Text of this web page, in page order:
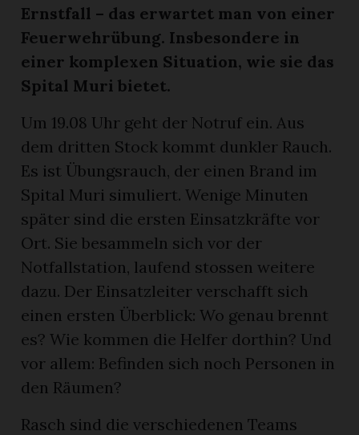
Ernstfall – das erwartet man von einer
Feuerwehrübung. Insbesondere in
einer komplexen Situation, wie sie das
Spital Muri bietet.
Um 19.08 Uhr geht der Notruf ein. Aus
dem dritten Stock kommt dunkler Rauch.
Es ist Übungsrauch, der einen Brand im
Spital Muri simuliert. Wenige Minuten
später sind die ersten Einsatzkräfte vor
Ort. Sie besammeln sich vor der
Notfallstation, laufend stossen weitere
dazu. Der Einsatzleiter verschafft sich
einen ersten Überblick: Wo genau brennt
es? Wie kommen die Helfer dorthin? Und
vor allem: Befinden sich noch Personen in
den Räumen?
Rasch sind die verschiedenen Teams